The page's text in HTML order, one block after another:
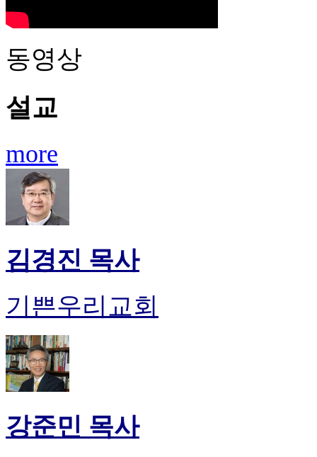
동영상
설교
more
김경진 목사
기쁜우리교회
강준민 목사